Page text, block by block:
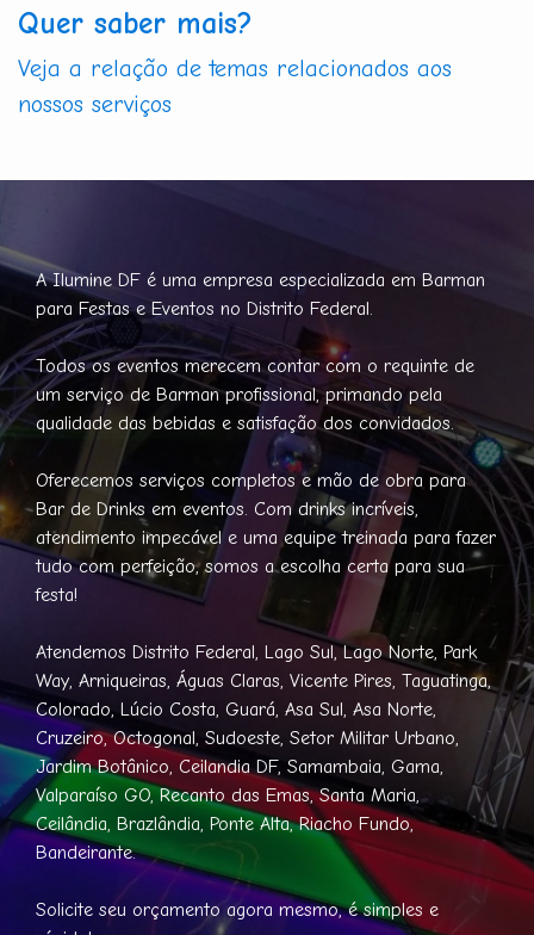
Quer saber mais?
Veja a relação de temas relacionados aos
nossos serviços
A Ilumine DF é uma empresa especializada em Barman
para Festas e Eventos no Distrito Federal.
Todos os eventos merecem contar com o requinte de
um serviço de Barman profissional, primando pela
qualidade das bebidas e satisfação dos convidados.
Oferecemos serviços completos e mão de obra para
Bar de Drinks em eventos. Com drinks incríveis,
atendimento impecável e uma equipe treinada para fazer
tudo com perfeição, somos a escolha certa para sua
festa!
Atendemos Distrito Federal, Lago Sul, Lago Norte, Park
Way, Arniqueiras, Águas Claras, Vicente Pires, Taguatinga,
Colorado, Lúcio Costa, Guará, Asa Sul, Asa Norte,
Cruzeiro, Octogonal, Sudoeste, Setor Militar Urbano,
Jardim Botânico, Ceilandia DF, Samambaia, Gama,
Valparaíso GO, Recanto das Emas, Santa Maria,
Ceilândia, Brazlândia, Ponte Alta, Riacho Fundo,
Bandeirante.
Solicite seu orçamento agora mesmo, é simples e